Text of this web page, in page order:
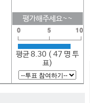
평가해주세요~~
평균 8.30 ( 47 명 투
표)